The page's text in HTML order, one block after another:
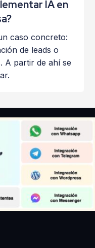
IA en
caso concreto:
de leads o
A partir de ahí se